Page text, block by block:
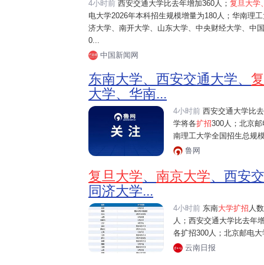
4小时前 西安交通大学比去年增加360人； 复旦大学
电大学2026年本科招生规模增量为180人；华南理
济大学、南开大学、山东大学、中央财经大学、中
0...
中国新闻网
东南大学、西安交通大学、
大学、华南...
4小时前 西安交通大学比
学将各扩招300人；北京
南理工大学全国招生总规
鲁网
复旦大学、 南京大学、西安
同济大学...
4小时前 东南大学扩招 人
人；西安交通大学比去年
各扩招300人；北京邮电
云南日报